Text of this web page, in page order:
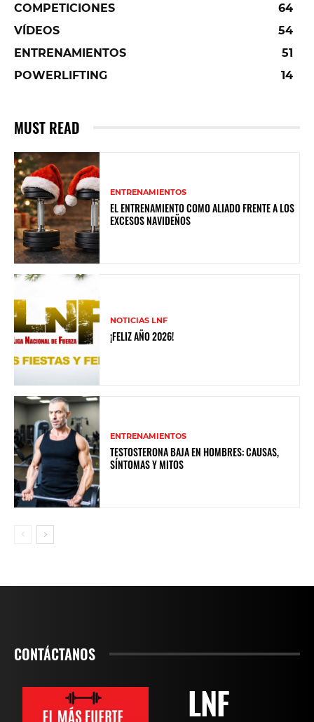
COMPETICIONES
64
VÍDEOS
54
ENTRENAMIENTOS
51
POWERLIFTING
14
MUST READ
ENTRENAMIENTOS
EL ENTRENAMIENTO COMO ALIADO FRENTE A LOS
EXCESOS NAVIDEÑOS
NOTICIAS LNF
¡FELIZ AÑO 2026!
ENTRENAMIENTOS
TESTOSTERONA BAJA EN HOMBRES: CAUSAS,
SÍNTOMAS Y MITOS
CONTÁCTANOS
LNF